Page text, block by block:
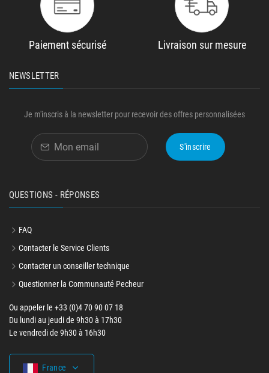
Paiement sécurisé Livraison sur mesure
NEWSLETTER
Je m'inscris à la newsletter pour recevoir des offres personnalisées
S'inscrire
QUESTIONS - RÉPONSES
FAQ
Contacter le Service Clients
Contacter un conseiller technique
Questionner la Communauté Pecheur
Ou appeler le +33 (0)4 70 90 07 18
Du lundi au jeudi de 9h30 à 17h30
Le vendredi de 9h30 à 16h30
France